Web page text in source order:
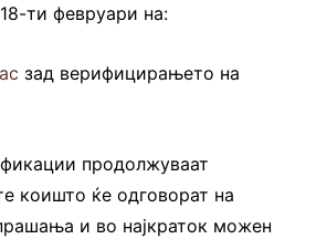
ти февруари на:
зад верифицирањето на
продолжуваат
коишто ќе одговорат на
и во најкраток можен